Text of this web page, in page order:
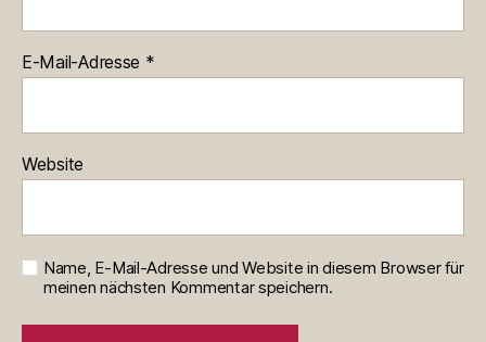
E-Mail-Adresse *
Website
Name, E-Mail-Adresse und Website in diesem Browser für
meinen nächsten Kommentar speichern.